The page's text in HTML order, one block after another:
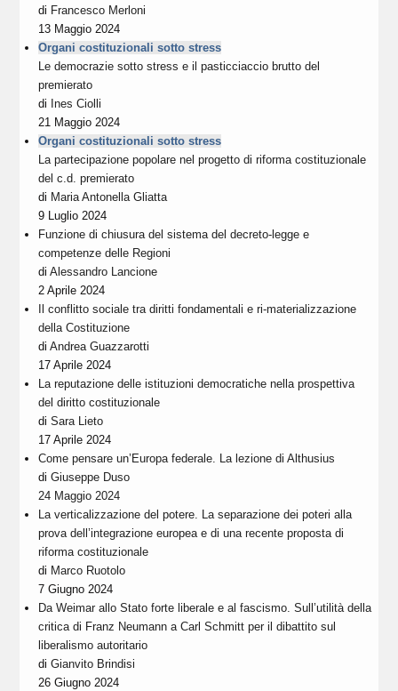
di Francesco Merloni
13 Maggio 2024
Organi costituzionali sotto stress
Le democrazie sotto stress e il pasticciaccio brutto del
premierato
di Ines Ciolli
21 Maggio 2024
Organi costituzionali sotto stress
La partecipazione popolare nel progetto di riforma costituzionale
del c.d. premierato
di Maria Antonella Gliatta
9 Luglio 2024
Funzione di chiusura del sistema del decreto-legge e
competenze delle Regioni
diAlessandro Lancione
2 Aprile 2024
Il conflitto sociale tra diritti fondamentali e ri-materializzazione
della Costituzione
diAndrea Guazzarotti
17 Aprile 2024
La reputazione delle istituzioni democratiche nella prospettiva
del diritto costituzionale
diSara Lieto
17 Aprile 2024
Come pensare un’Europa federale. La lezione di Althusius
diGiuseppe Duso
24 Maggio 2024
La verticalizzazione del potere. La separazione dei poteri alla
prova dell’integrazione europea e di una recente proposta di
riforma costituzionale
di Marco Ruotolo
7 Giugno 2024
Da Weimar allo Stato forte liberale e al fascismo. Sull’utilità della
critica di Franz Neumann a Carl Schmitt per il dibattito sul
liberalismo autoritario
diGianvito Brindisi
26 Giugno 2024